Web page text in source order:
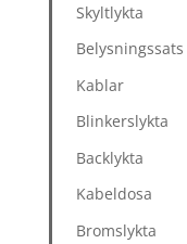
Skyltlykta
Belysningssats
Kablar
Blinkerslykta
Backlykta
Kabeldosa
Bromslykta